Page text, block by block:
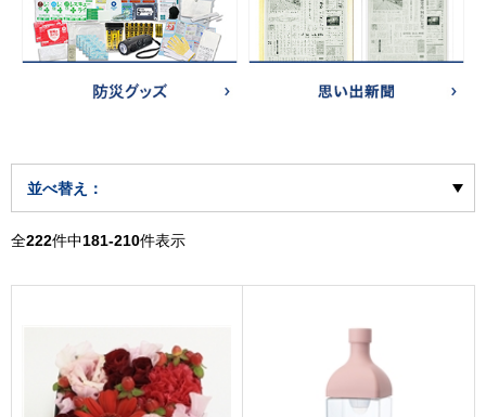
並べ替え：
全222件中181-210件表示